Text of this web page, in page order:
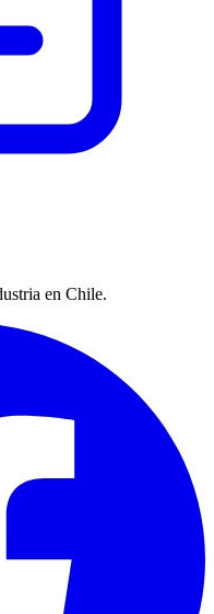
en Chile.